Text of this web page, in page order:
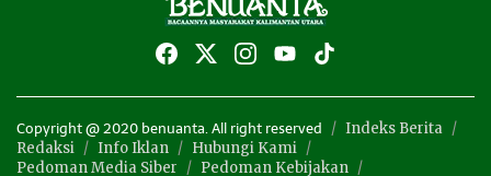
Copyright @ 2020 benuanta. All right reserved
Indeks Berita
Redaksi
Info Iklan
Hubungi Kami
Pedoman Media Siber
Pedoman Kebijakan